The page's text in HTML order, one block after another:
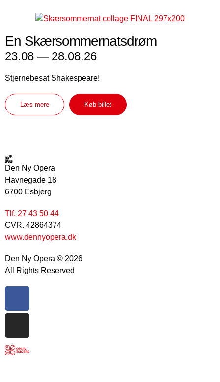
En Skærsommernatsdrøm
23.08 — 28.08.26
Stjernebesat Shakespeare!
Læs mere Køb billet
Den Ny Opera
Havnegade 18
6700 Esbjerg
Tlf. 27 43 50 44
CVR. 42864374
www.dennyopera.dk
Den Ny Opera © 2026
All Rights Reserved